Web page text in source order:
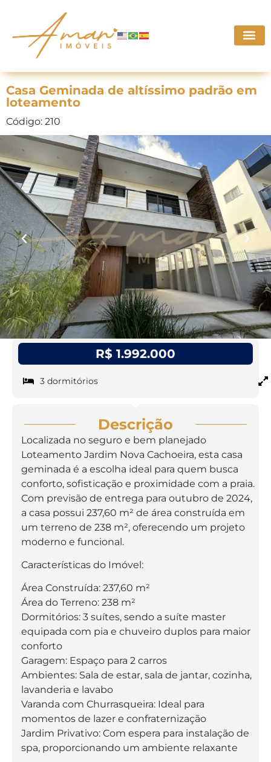
Casa Geminada de altíssimo padrão em
loteamento
Código: 210
R$ 1.992.000
3 dormitórios
Descrição
Localizada no seguro e bem planejado
Loteamento Jardim Nova Cachoeira, esta casa
geminada é a escolha ideal para quem busca
conforto, sofisticação e proximidade com a praia.
Com previsão de entrega para outubro de 2024,
a casa possui 237,60 m² de área construída em
um terreno de 238 m², oferecendo um projeto
moderno e funcional.
Características do Imóvel:
Área Construída: 237,60 m²
Área do Terreno: 238 m²
Dormitórios: 3 suítes, sendo a suíte master
equipada com pia e chuveiro duplos para maior
conforto
Garagem: Espaço para 2 carros
Ambientes: Sala de estar, sala de jantar, cozinha,
lavanderia e lavabo
Varanda com Churrasqueira: Ideal para
momentos de lazer e confraternização
Jardim Privativo: Com espera para instalação de
spa, proporcionando um ambiente relaxante